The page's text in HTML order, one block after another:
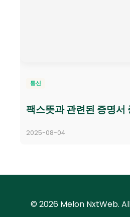
통신
팩스뜻과 관련된 증명서
2025-08-04
© 2026 Melon NxtWeb.